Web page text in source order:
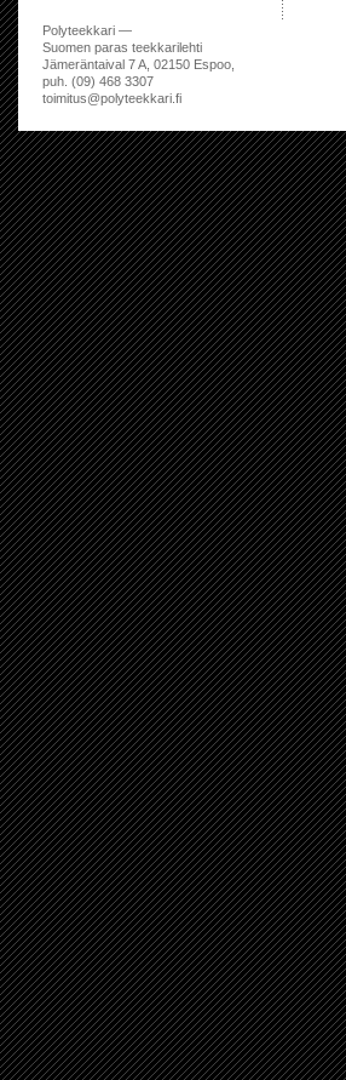
Polyteekkari —
Suomen paras teekkarilehti
Jämeräntaival 7 A, 02150 Espoo,
puh. (09) 468 3307
toimitus@polyteekkari.fi